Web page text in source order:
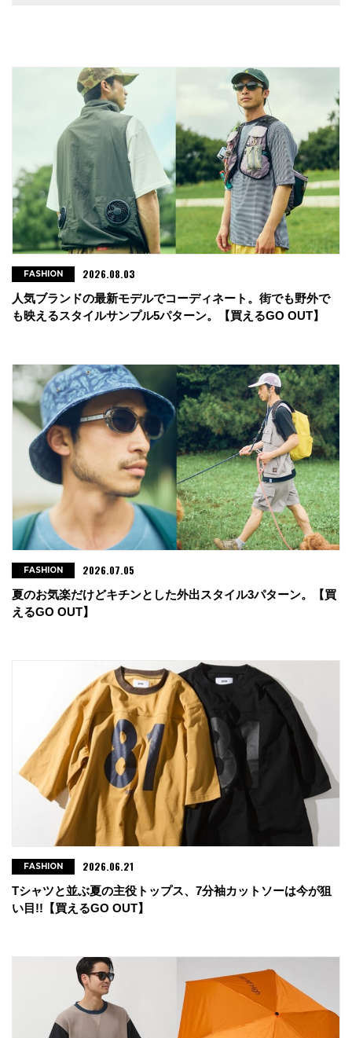
tel : 025-761-7722
・GreenDays
岩手県花巻市上町3-10
tel : 0198-33-1661
・Eiger
岩手県北上市本通3-1-10
tel : 0197-65-3535
・S.O.U
宮城県仙台市青葉区本町2-6-13 杉本家ビル３F
・PAZURU
福島県郡山市菜根4-25-13 第3樽川ビル1F
tel : 024-973-8668
・WEST 新潟店
新潟市中央区神道寺南2-3-26
tel : 025-241-8800
・WEST 上越店
新潟県上越市富岡3485
tel : 025-527-5080
新潟市江南区下早通柳田1-1-1 イオンモール新潟南3F
tel : 025-383-5623
・roundAbout
長野県北安曇郡白馬村北城6369-5
tel : 0261-72-5077
・ZCOO SHOP
長野県駒ヶ根市赤穂497-871
tel : 0265-82-7366
・Rampjack 掛尾店
tel : 076-492-8685
・go slow caravan イオンモール高崎店
高崎市棟高町1400 イオンモール高崎2F
人気ブランドの最新モデルでコーディネート。街でも野外で
も映えるスタイルサンプル5パターン。【買えるGO OUT】
FASHION 2026.08.03
夏のお気楽だけどキチンとした外出スタイル3パターン。【買
えるGO OUT】
FASHION 2026.07.05
Tシャツと並ぶ夏の主役トップス、7分袖カットソーは今が狙
い目!!【買えるGO OUT】
FASHION 2026.06.21